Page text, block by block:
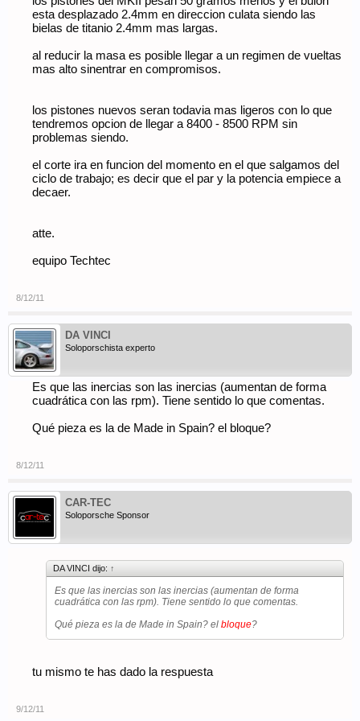
esta desplazado 2.4mm en direccion culata siendo las
bielas de titanio 2.4mm mas largas.
al reducir la masa es posible llegar a un regimen de vueltas
mas alto sinentrar en compromisos.
los pistones nuevos seran todavia mas ligeros con lo que
tendremos opcion de llegar a 8400 - 8500 RPM sin
problemas siendo.
el corte ira en funcion del momento en el que salgamos del
ciclo de trabajo; es decir que el par y la potencia empiece a
decaer.
atte.
equipo Techtec
8/12/11
DA VINCI
Soloporschista experto
Es que las inercias son las inercias (aumentan de forma
cuadrática con las rpm). Tiene sentido lo que comentas.
Qué pieza es la de Made in Spain? el bloque?
8/12/11
CAR-TEC
Soloporsche Sponsor
DA VINCI dijo: ↑
Es que las inercias son las inercias (aumentan de forma
cuadrática con las rpm). Tiene sentido lo que comentas.
Qué pieza es la de Made in Spain? elbloque?
tu mismo te has dado la respuesta
9/12/11